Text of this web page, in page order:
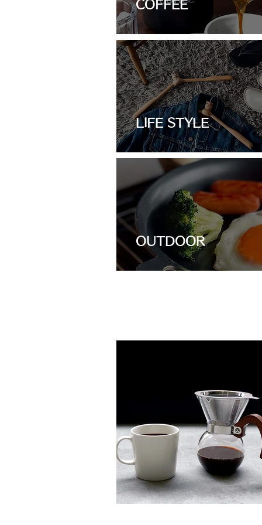
COFFEE
LIFE STYLE
OUTDOOR